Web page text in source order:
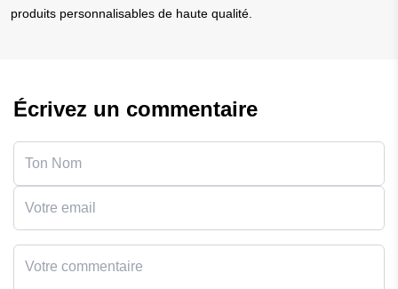
produits personnalisables de haute qualité.
Écrivez un commentaire